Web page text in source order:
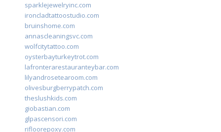
sparklejewelryinc.com
ironcladtattoostudio.com
bruinshome.com
annascleaningsvc.com
wolfcitytattoo.com
oysterbayturkeytrot.com
lafronterarestauranteybar.com
lilyandrosetearoom.com
olivesburgberrypatch.com
theslushkids.com
giobastian.com
glpascensori.com
rifloorepoxy.com